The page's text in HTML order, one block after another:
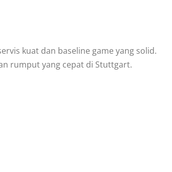
kuat dan baseline game yang solid.
rumput yang cepat di Stuttgart.